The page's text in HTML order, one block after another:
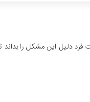
فرد دلیل این مشکل را